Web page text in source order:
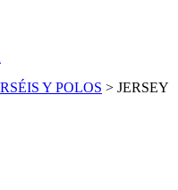
Y POLOS > JERSEY